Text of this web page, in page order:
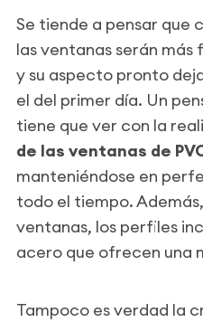
Se tiende a pensar que
las ventanas serán
y su aspecto pronto
el del primer día. Un
tiene que ver con la
de las ventanas de
manteniéndose en
todo el tiempo.
ventanas, los perfiles
acero que ofrecen una
Tampoco es verdad la